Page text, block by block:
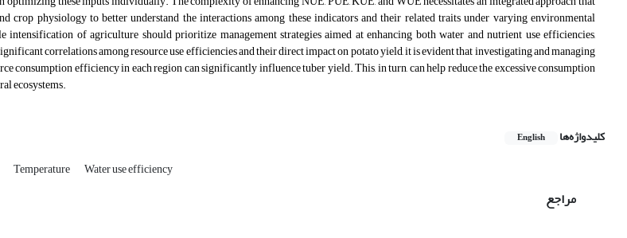
crop physiology to better understand the interactions among these indicators and their related traits under varying environmental
intensification of agriculture should prioritize management strategies aimed at enhancing both water and nutrient use efficiencies,
correlations among resource use efficiencies and their direct impact on potato yield, it is evident that investigating and managing
consumption efficiency in each region can significantly influence tuber yield. This, in turn, can help reduce the excessive consumption
ecosystems.
کلیدواژه‌ها English
Temperature Water use efficiency
مراجع